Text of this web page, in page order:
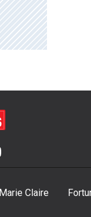
Marie Claire